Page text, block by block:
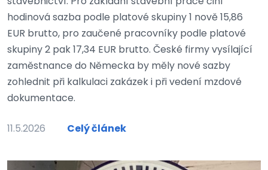
hodinová sazba podle platové skupiny 1 nově 15,86
EUR brutto, pro zaučené pracovníky podle platové
skupiny 2 pak 17,34 EUR brutto. České firmy vysílající
zaměstnance do Německa by měly nové sazby
zohlednit při kalkulaci zakázek i při vedení mzdové
dokumentace.
11.5.2026 Celý článek